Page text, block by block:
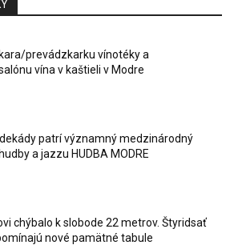
prevádzkarku vínotéky a
vína v kaštieli v Modre
patrí významný medzinárodný
a jazzu HUDBA MODRE
chýbalo k slobode 22 metrov. Štyridsať
nové pamätné tabule